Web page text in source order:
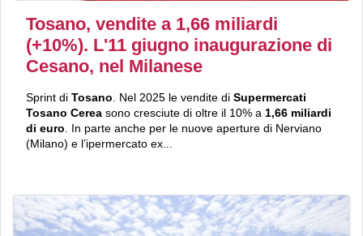
Tosano, vendite a 1,66 miliardi
(+10%). L'11 giugno inaugurazione di
Cesano, nel Milanese
Sprint di Tosano . Nel 2025 le vendite di Supermercati
Tosano Cerea sono cresciute di oltre il 10% a 1,66 miliardi
di euro . In parte anche per le nuove aperture di Nerviano
(Milano) e l’ipermercato ex...